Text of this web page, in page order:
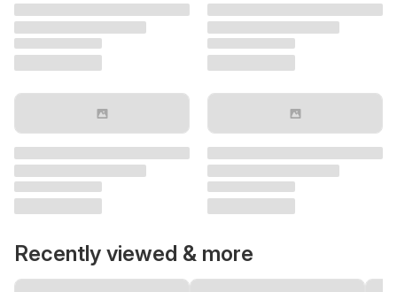
Recently viewed & more